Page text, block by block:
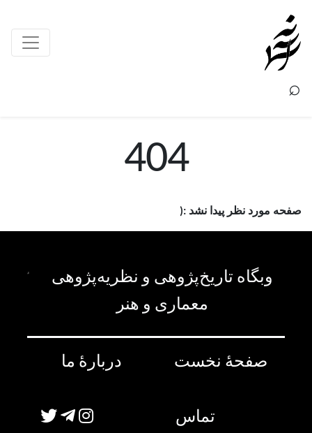
×
⌕
404
صفحه مورد نظر پیدا نشد :(
وبگاه تاریخ‌پژوهی و نظریه‌پژوهی
معماری و هنر
صفحۀ نخست دربارۀ ما
تماس